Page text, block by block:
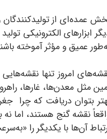
عمده‌ای از
ابزارهای الکترونیکی
عمیق و مؤثر آموخته
امروز تنها
مثل معدن‌ها، غارها،
بتوان دریافت که چرا
نقشه گنج هستند، اما
آن‌ها با یکدیگر را